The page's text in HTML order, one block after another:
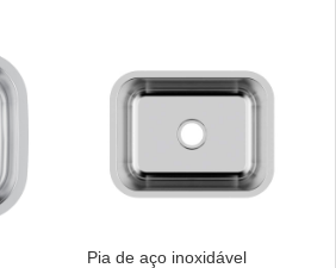
Pia de aço inoxidável